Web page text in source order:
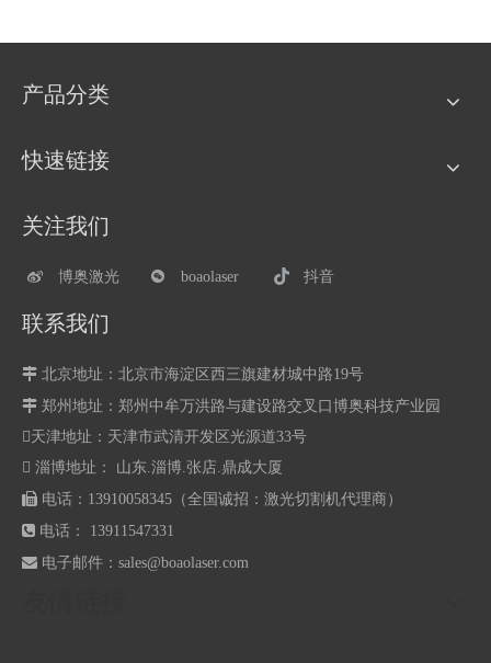
产品分类
快速链接
关注我们
博奥激光 boaolaser 抖音
联系我们
 北京地址：北京市海淀区西三旗建材城中路19号
 郑州地址： 郑州中牟万洪路与建设路交叉口博奥科技产业园
天津地址：天津市武清开发区光源道33号
 淄博地址： 山东.淄博.张店.鼎成大厦
 电话：13910058345（全国诚招：激光切割机代理商）
 电话： 13911547331
 电子邮件： sales@boaolaser.com